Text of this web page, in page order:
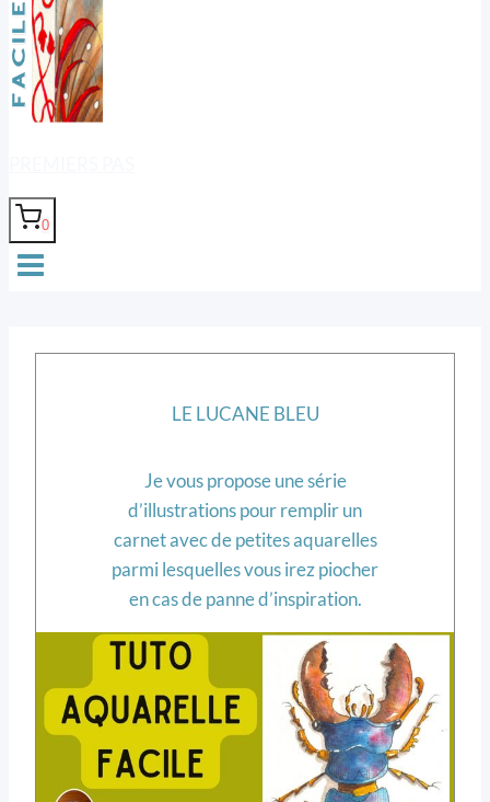
0
LE LUCANE BLEU
Je vous propose une série
d’illustrations pour remplir un
carnet avec de petites aquarelles
parmi lesquelles vous irez piocher
en cas de panne d’inspiration.